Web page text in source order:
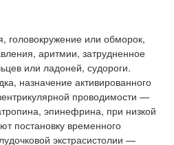
головокружение или обморок,
аритмии, затрудненное
или ладоней, судороги.
назначение активированного
проводимости —
эпинефрина, при низкой
постановку временного
экстрасистолии —